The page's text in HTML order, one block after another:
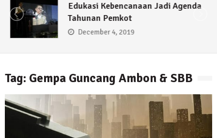
Edukasi Kebencanaan Jadi Agenda
Tahunan Pemkot
December 4, 2019
Tag: Gempa Guncang Ambon & SBB